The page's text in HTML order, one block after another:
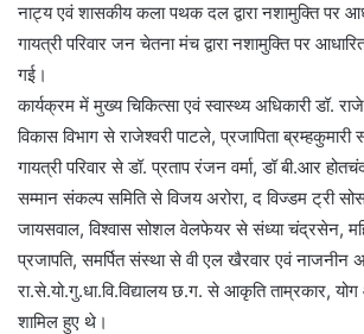
नाट्य एवं शासकीय कला पथक दल द्वारा नशामुक्ति पर
गायत्री परिवार जन चेतना मंच द्वारा नशामुक्ति पर
गई।
कार्यक्रम में मुख्य चिकित्सा एवं स्वास्थ्य अधिकारी डॉ.
विकास विभाग से राजेश्वरी पाटले, प्रजापिता
गायत्री परिवार से डॉ. प्रताप रंजन वर्मा, डॉ बी.आर
सम्मान संकल्प समिति से विजय अरोरा, द विज्डम ट्री
जायसवाल, विश्वास सोशल वेलफेयर से संध्या चंद्रसेन,
प्रजापति, समर्पित संस्था से वी एल खैरवार एवं नाजनीन
रा.से.यो.गु.धा.वि.विद्यालय छ.ग. से आकृति ताम्रकार,
शामिल हुए थे।